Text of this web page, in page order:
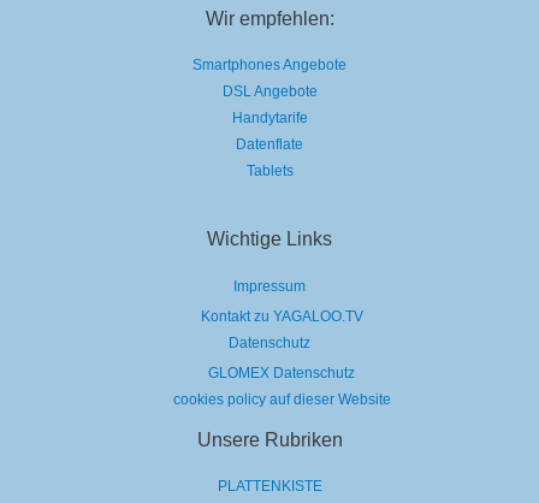
Wir empfehlen:
Smartphones Angebote
DSL Angebote
Handytarife
Datenflate
Tablets
Wichtige Links
Impressum
Kontakt zu YAGALOO.TV
Datenschutz
GLOMEX Datenschutz
cookies policy auf dieser Website
Unsere Rubriken
PLATTENKISTE